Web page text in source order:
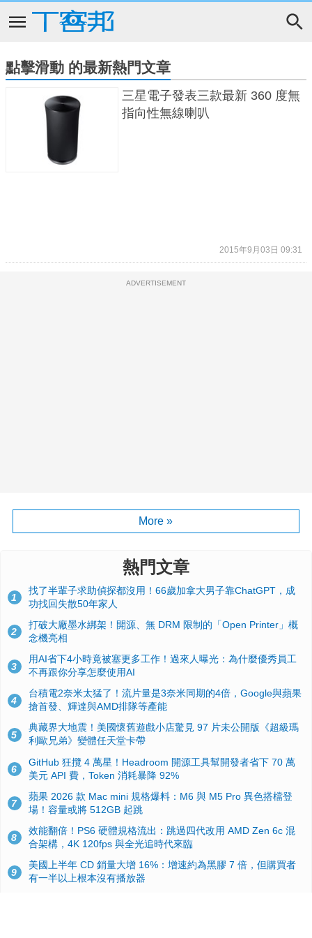
點擊滑動 的最新熱門文章
三星電子發表三款最新 360 度無
指向性無線喇叭
2015年9月03日 09:31
ADVERTISEMENT
More »
熱門文章
1
找了半輩子求助偵探都沒用！66歲加拿大男子靠ChatGPT，成
功找回失散50年家人
2
打破大廠墨水綁架！開源、無 DRM 限制的「Open Printer」概
念機亮相
3
用AI省下4小時竟被塞更多工作！過來人曝光：為什麼優秀員工
不再跟你分享怎麼使用AI
4
台積電2奈米太猛了！流片量是3奈米同期的4倍，Google與蘋果
搶首發、輝達與AMD排隊等產能
5
典藏界大地震！美國懷舊遊戲小店驚見 97 片未公開版《超級瑪
利歐兄弟》變體任天堂卡帶
6
GitHub 狂攬 4 萬星！Headroom 開源工具幫開發者省下 70 萬
美元 API 費，Token 消耗暴降 92%
7
蘋果 2026 款 Mac mini 規格爆料：M6 與 M5 Pro 異色搭檔登
場！容量或將 512GB 起跳
8
效能翻倍！PS6 硬體規格流出：跳過四代改用 AMD Zen 6c 混
合架構，4K 120fps 與全光追時代來臨
9
美國上半年 CD 銷量大增 16%：增速約為黑膠 7 倍，但購買者
有一半以上根本沒有播放器